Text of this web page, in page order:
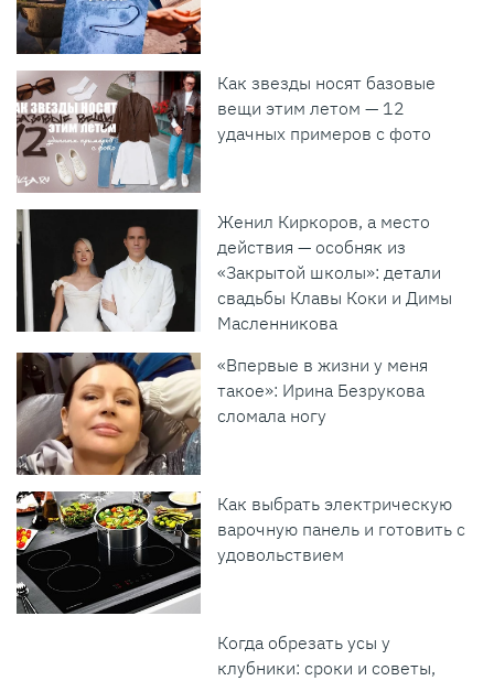
Как звезды носят базовые
вещи этим летом — 12
удачных примеров с фото
Женил Киркоров, а место
действия — особняк из
«Закрытой школы»: детали
свадьбы Клавы Коки и Димы
Масленникова
«Впервые в жизни у меня
такое»: Ирина Безрукова
сломала ногу
Как выбрать электрическую
варочную панель и готовить с
удовольствием
Когда обрезать усы у
клубники: сроки и советы,